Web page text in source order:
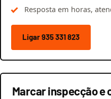
Resposta em horas,
Ligar 935 331 823
Marcar inspecção